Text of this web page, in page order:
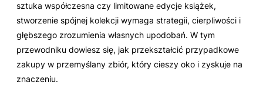
sztuka współczesna czy limitowane edycje książek,
stworzenie spójnej kolekcji wymaga strategii, cierpliwości i
głębszego zrozumienia własnych upodobań. W tym
przewodniku dowiesz się, jak przekształcić przypadkowe
zakupy w przemyślany zbiór, który cieszy oko i zyskuje na
znaczeniu.